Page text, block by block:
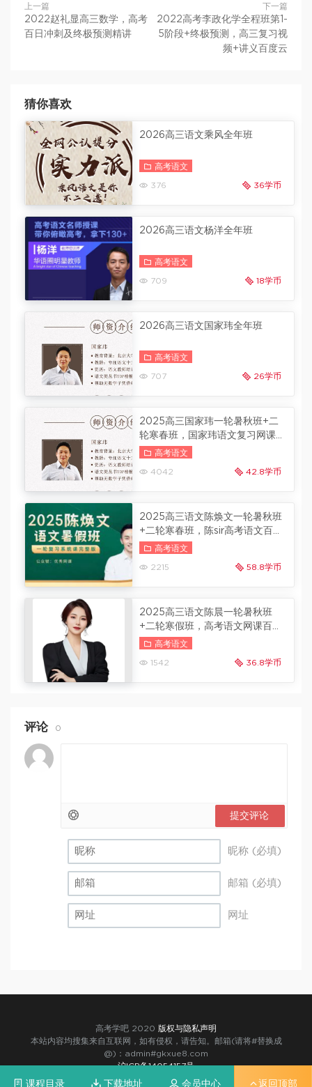
上一篇
2022赵礼显高三数学，高考
百日冲刺及终极预测精讲
下一篇
2022高考李政化学全程班第1-
5阶段+终极预测，高三复习视
频+讲义百度云
猜你喜欢
2026高三语文乘风全年班
高考语文
376 36学币
2026高三语文杨洋全年班
高考语文
709 18学币
2026高三语文国家玮全年班
高考语文
707 26学币
2025高三国家玮一轮暑秋班+二
轮寒春班，国家玮语文复习网课
春季班更新
高考语文
4042 42.8学币
2025高三语文陈焕文一轮暑秋班
+二轮寒春班，陈sir高考语文百度
云 寒假班更新
高考语文
2215 58.8学币
2025高三语文陈晨一轮暑秋班
+二轮寒假班，高考语文网课百度
云 寒假班更新
高考语文
1542 36.8学币
评论 0
提交评论
昵称 (必填)
邮箱 (必填)
网址
课程目录 下载地址 会员中心 返回顶部
高考学吧 2020 版权与隐私声明
本站内容均搜集来自互联网，如有侵权，请告知。邮箱(请将#替换成
@)：admin#gkxue8.com
沪ICP备14054157号